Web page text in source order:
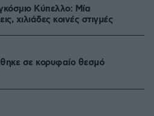
Kύπελλο: Μία
χιλιάδες κοινές στιγμές
σε κορυφαίο θεσμό